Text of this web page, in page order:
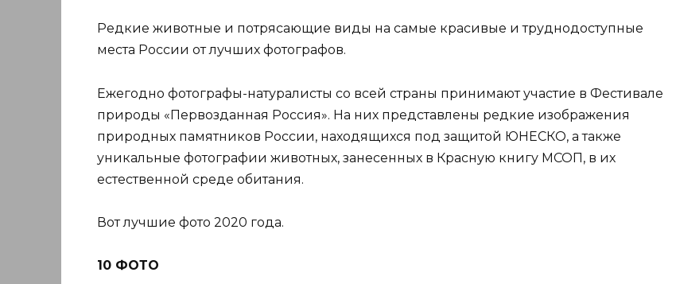
Редкие животные и потрясающие виды на самые красивые и труднодоступные
места России от лучших фотографов.
Ежегодно фотографы-натуралисты со всей страны принимают участие в Фестивале
природы «Первозданная Россия». На них представлены редкие изображения
природных памятников России, находящихся под защитой ЮНЕСКО, а также
уникальные фотографии животных, занесенных в Красную книгу МСОП, в их
естественной среде обитания.
Вот лучшие фото 2020 года.
10 ФОТО